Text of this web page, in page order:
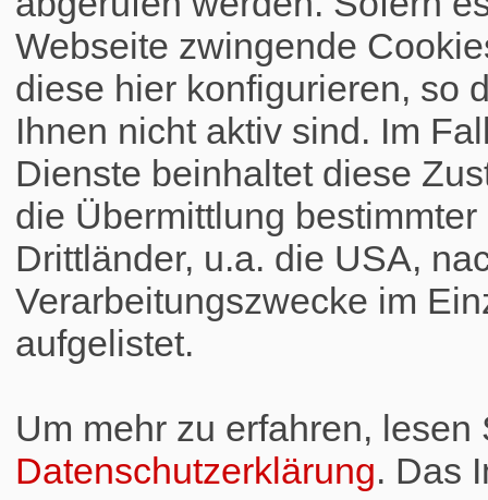
Webseite zwingende
diese hier konfigurieren, so
Ihnen nicht aktiv sind. Im
Dienste beinhaltet diese
die Übermittlung
Drittländer, u.a. die USA,
Verarbeitungszwecke im
aufgelistet.
Um mehr zu erfahren, lesen
Datenschutzerklärung. Das